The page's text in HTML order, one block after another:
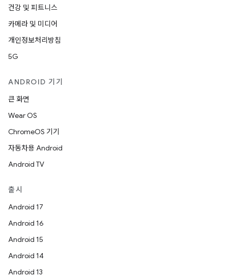
건강 및 피트니스
카메라 및 미디어
개인정보처리방침
5G
ANDROID 기기
큰 화면
Wear OS
ChromeOS 기기
자동차용 Android
Android TV
출시
Android 17
Android 16
Android 15
Android 14
Android 13